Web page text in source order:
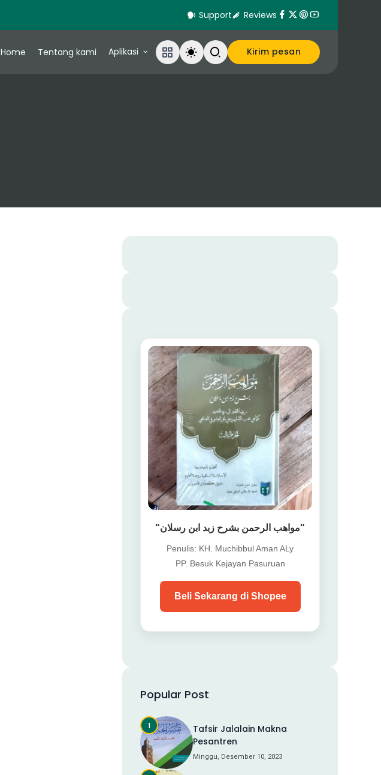
Support Reviews
Home Tentang kami Aplikasi Kirim pesan
"مواهب الرحمن بشرح زبد ابن رسلان"
Penulis: KH. Muchibbul Aman ALy
PP. Besuk Kejayan Pasuruan
Beli Sekarang di Shopee
Popular Post
Tafsir Jalalain Makna
Pesantren
Minggu, Desember 10, 2023